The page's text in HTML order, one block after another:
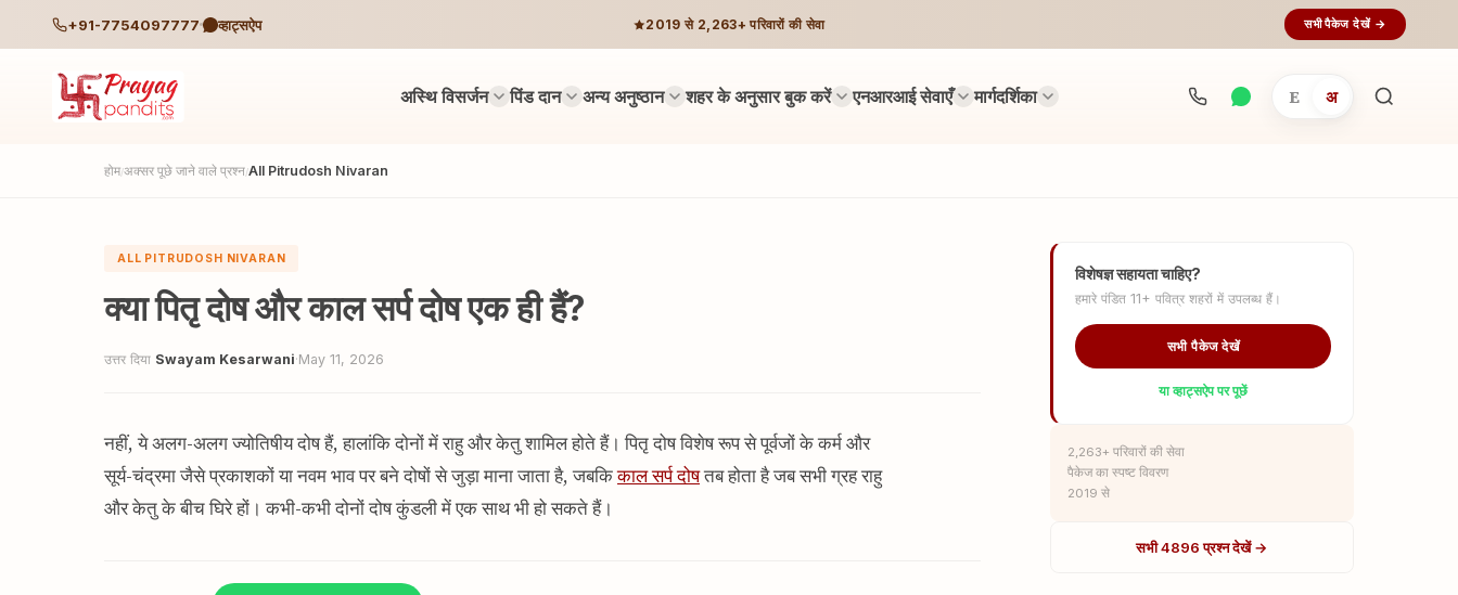
+91-7754097777 व्हाट्सऐप 2019 से 2,263+ परिवारों की सेवा सभी पैकेज देखें →
अस्थि विसर्जन पिंड दान अन्य अनुष्ठान शहर के अनुसार बुक करें एनआरआई सेवाएँ मार्गदर्शिका E अ
अनुष्ठान
होम/अक्सर पूछे जाने वाले प्रश्न/All Pitrudosh Nivaran
ALL PITRUDOSH NIVARAN
क्या पितृ दोष और काल सर्प दोष एक ही हैं?
उत्तर दिया Swayam Kesarwani·May 11, 2026
नहीं, ये अलग-अलग ज्योतिषीय दोष हैं, हालांकि दोनों में राहु और केतु शामिल होते हैं। पितृ दोष विशेष रूप से पूर्वजों के कर्म और
सूर्य-चंद्रमा जैसे प्रकाशकों या नवम भाव पर बने दोषों से जुड़ा माना जाता है, जबकिकाल सर्प दोषतब होता है जब सभी ग्रह राहु
और केतु के बीच घिरे हों। कभी-कभी दोनों दोष कुंडली में एक साथ भी हो सकते हैं।
विशेषज्ञ सहायता चाहिए?
हमारे पंडित 11+ पवित्र शहरों में उपलब्ध हैं।
सभी पैकेज देखें
या व्हाट्सऐप पर पूछें
2,263+ परिवारों की सेवा
पैकेज का स्पष्ट विवरण
2019 से
सभी 4896 प्रश्न देखें →